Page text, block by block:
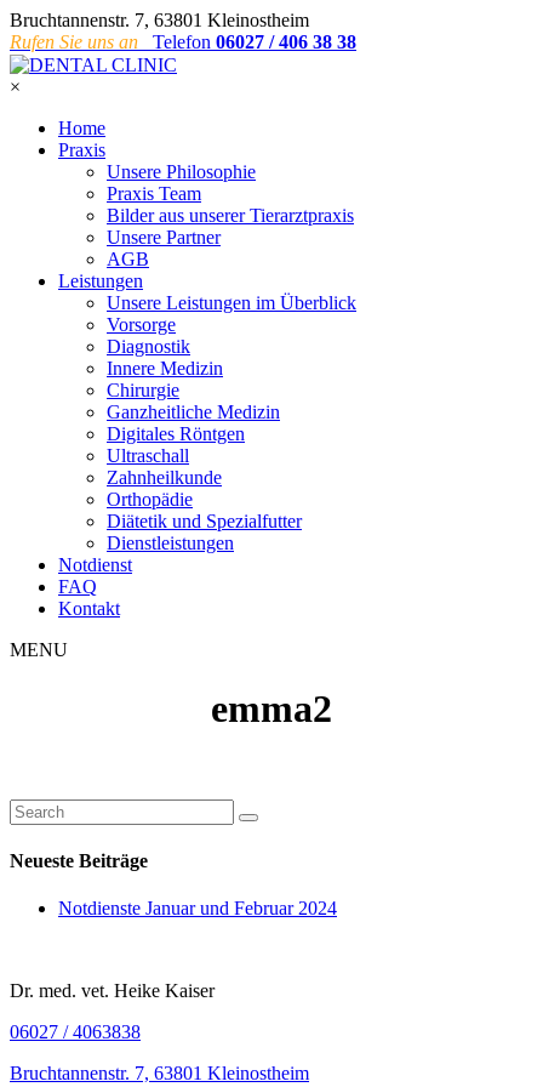
Bruchtannenstr. 7, 63801 Kleinostheim
Rufen Sie uns an
Telefon 06027 / 406 38 38
×
Home
Praxis
Unsere Philosophie
Praxis Team
Bilder aus unserer Tierarztpraxis
Unsere Partner
AGB
Leistungen
Unsere Leistungen im Überblick
Vorsorge
Diagnostik
Innere Medizin
Chirurgie
Ganzheitliche Medizin
Digitales Röntgen
Ultraschall
Zahnheilkunde
Orthopädie
Diätetik und Spezialfutter
Dienstleistungen
Notdienst
FAQ
Kontakt
MENU
emma2
Neueste Beiträge
Notdienste Januar und Februar 2024
Dr. med. vet. Heike Kaiser
06027 / 4063838
Bruchtannenstr. 7, 63801 Kleinostheim